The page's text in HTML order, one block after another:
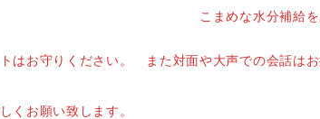
。） こまめな水分補給をお願
はお守りください。 また対面や大声での会話はお
くお願い致します。